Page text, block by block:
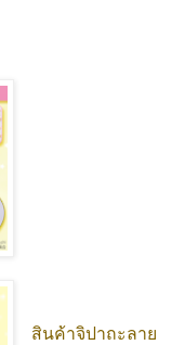
สินค้าจิปาถะลาย